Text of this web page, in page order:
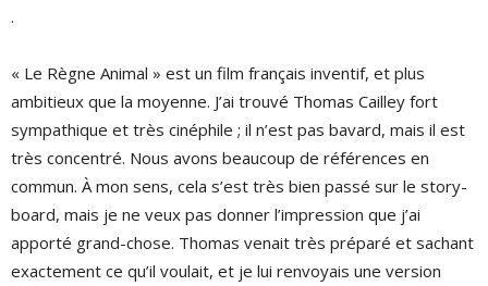
.
« Le Règne Animal » est un film français inventif, et plus
ambitieux que la moyenne. J’ai trouvé Thomas Cailley fort
sympathique et très cinéphile ; il n’est pas bavard, mais il est
très concentré. Nous avons beaucoup de références en
commun. À mon sens, cela s’est très bien passé sur le story-
board, mais je ne veux pas donner l’impression que j’ai
apporté grand-chose. Thomas venait très préparé et sachant
exactement ce qu’il voulait, et je lui renvoyais une version